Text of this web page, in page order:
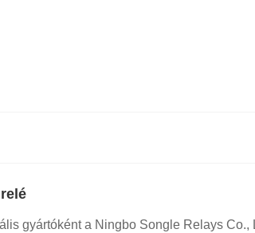
gyártóként a Ningbo Songle Relays Co.,